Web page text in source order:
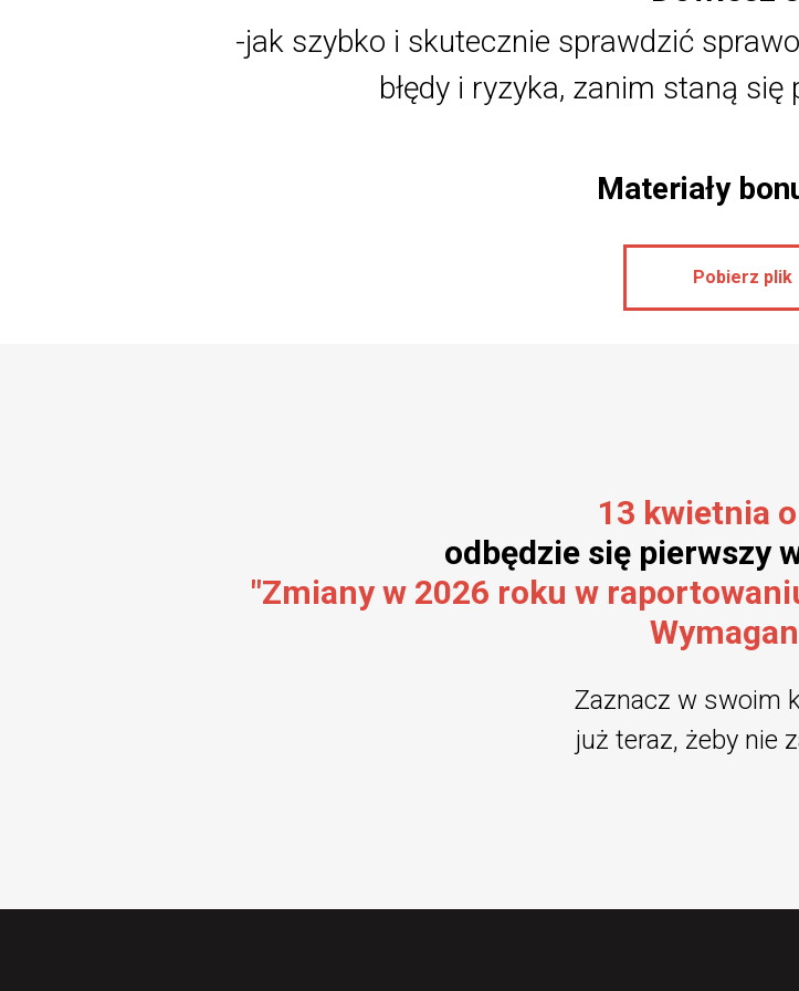
-jak szybko i skutecznie sprawdzić
błędy i ryzyka, zanim staną
Materiały
Pobierz plik
13 kwietnia
odbędzie się pierwszy
"Zmiany w 2026 roku w
Zaznacz w swoim
już teraz, żeby nie